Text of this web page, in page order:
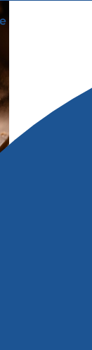
gefunden,
die
und